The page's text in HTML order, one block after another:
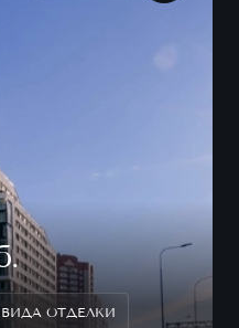
ВИДА ОТДЕЛКИ